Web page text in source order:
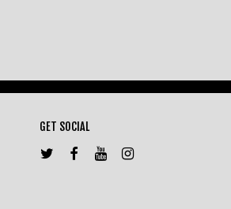
GET SOCIAL